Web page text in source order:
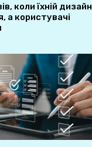
коли їхній дизайн
а користувачі